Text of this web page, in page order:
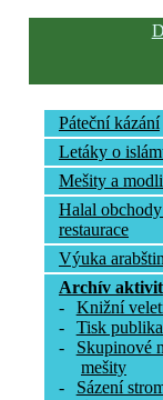
Páteční kázání
Letáky o
Mešity a
Halal obchody
restaurace
Výuka
Archív aktivit
-
Knižní
-
Tisk
-
Skupinové
mešity
-
Sázení